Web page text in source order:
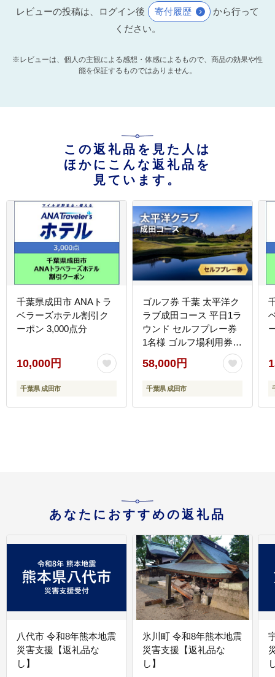
レビューの投稿は、ログイン後 寄付履歴
から行って
ください。
※レビューは、個人の主観による感想・体感によるもので、商品の効果や性
能を保証するものではありません。
この返礼品を見た人は
ほかにこんな返礼品を
見ています。
千葉県成田市 ANAトラ
ベラーズホテル割引ク
ーポン 3,000点分
10,000円
千葉県 成田市
ゴルフ券 千葉 太平洋ク
ラブ成田コース 平日1ラ
ウンド セルフプレー券
1名様 ゴルフ場利用券
日本屈指のメモラビリ
ティの高いコース チケ
ット ゴルフ場 利用券 ゴ
田市
58,000円
千葉県 成田市
あなたにおすすめの返礼品
八代市 令和8年熊本地震
災害支援【返礼品な
し】
氷川町 令和8年熊本地震
災害支援【返礼品な
し】